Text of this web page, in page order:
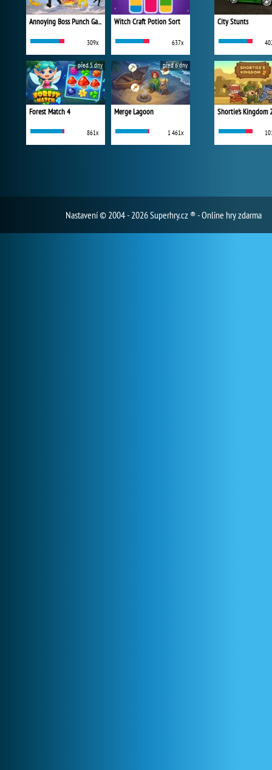
Annoying Boss Punch Game
309x
Witch Craft Potion Sort
637x
Forest Match 4
861x
před 5 dny
Merge Lagoon
1 461x
před 6 dny
City Stunts
Shortie's Kingdom
Nastavení© 2004 - 2026 Superhry.cz ® - Online hry zdarma